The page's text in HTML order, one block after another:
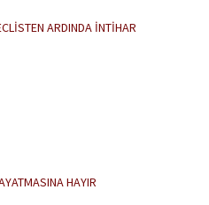
ARDINDA İNTİHAR
HAYIR